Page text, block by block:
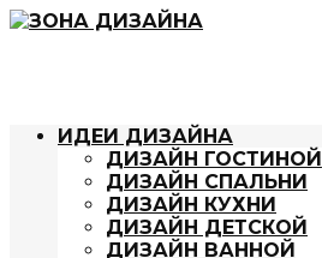
ИДЕИ ДИЗАЙНА
ДИЗАЙН ГОСТИНОЙ
ДИЗАЙН СПАЛЬНИ
ДИЗАЙН КУХНИ
ДИЗАЙН ДЕТСКОЙ
ДИЗАЙН ВАННОЙ